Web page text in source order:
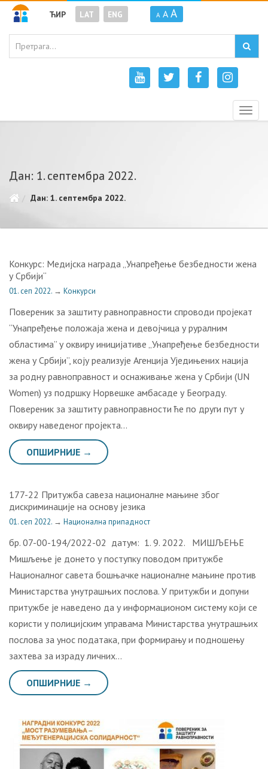
ЋИР LAT ENG A A A
Дан: 1. септембра 2022.
Дан: 1. септембра 2022.
Конкурс: Медијска награда „Унапређење безбедности жена
у Србији“
01. сеп 2022. → Конкурси
Повереник за заштиту равноправности спроводи пројекат
“Унапређење положаја жена и девојчица у руралним
областима” у оквиру иницијативе „Унапређење безбедности
жена у Србији”, коју реализује Агенција Уједињених нација
за родну равноправност и оснаживање жена у Србији (UN
Women) уз подршку Норвешке амбасаде у Београду.
Повереник за заштиту равноправности ће по други пут у
оквиру наведеног пројекта…
ОПШИРНИЈЕ →
177-22 Притужба савеза националне мањине због
дискриминације на основу језика
01. сеп 2022. → Национална припадност
бр. 07-00-194/2022-02 датум: 1. 9. 2022. МИШЉЕЊЕ
Мишљење je донето у поступку поводом притужбе
Националног савета бошњачке националне мањине против
Министарства унутрашњих послова. У притужби и допуни
притужбе је наведено да у информационом систему који се
користи у полицијским управама Министарства унутрашњих
послова за унос података, при формирању и подношењу
захтева за израду личних…
ОПШИРНИЈЕ →